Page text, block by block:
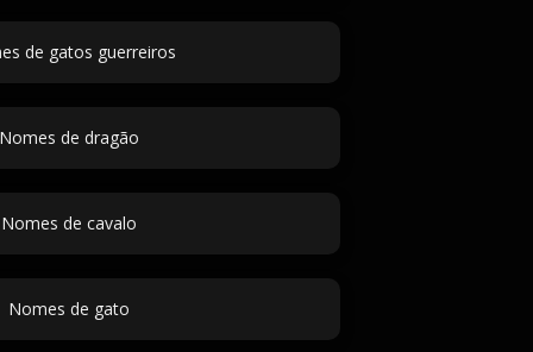
de gatos guerreiros
Nomes de dragão
Nomes de cavalo
Nomes de gato